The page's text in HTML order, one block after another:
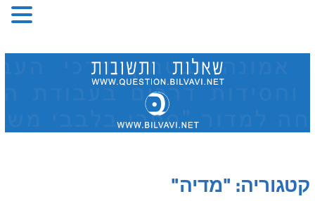
to
קטגוריה: "מדיה"